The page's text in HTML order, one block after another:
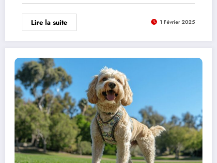
Lire la suite 1 Février 2025